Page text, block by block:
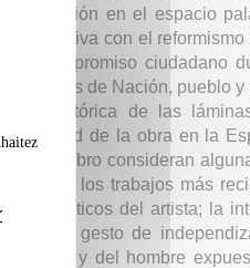
inscripción en el espacio
objetiva con el reformismo
su compromiso ciudadano
las ideas de Nación, pueblo y
histórica de las
de la obra en la
este libro consideran
los trabajos más
políticos del artista; la
y su gesto de
pueblo y del hombre